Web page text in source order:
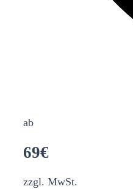
ab
69€
zzgl. MwSt.